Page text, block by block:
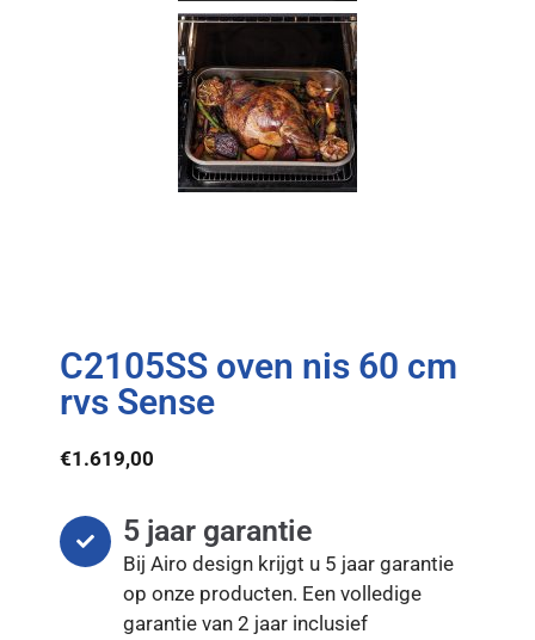
C2105SS oven nis 60 cm
rvs Sense
€1.619,00
5 jaar garantie
Bij Airo design krijgt u 5 jaar garantie
op onze producten. Een volledige
garantie van 2 jaar inclusief